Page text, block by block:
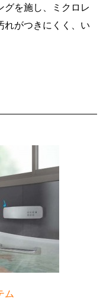
グを施し、ミクロレ
れがつきにくく、い
ム